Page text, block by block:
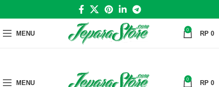
MENU 0 RP 0
MENU 0 RP 0